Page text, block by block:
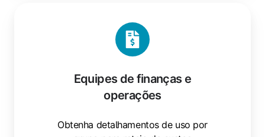
Equipes de finanças e
operações
Obtenha detalhamentos de uso por